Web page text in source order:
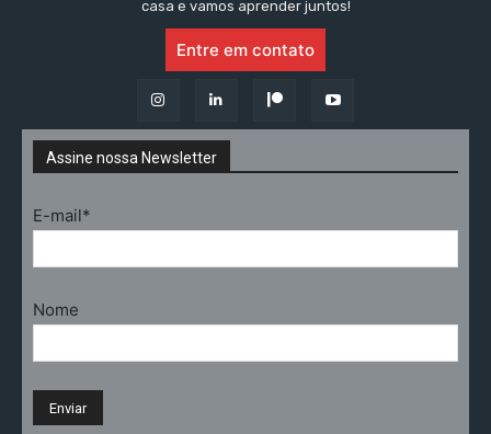
casa e vamos aprender juntos!
Entre em contato
Assine nossa Newsletter
E-mail*
Nome